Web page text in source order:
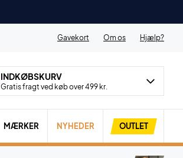
Gavekort Om os Hjælp?
INDKØBSKURV
Gratis fragt ved køb over 499 kr.
MÆRKER NYHEDER OUTLET